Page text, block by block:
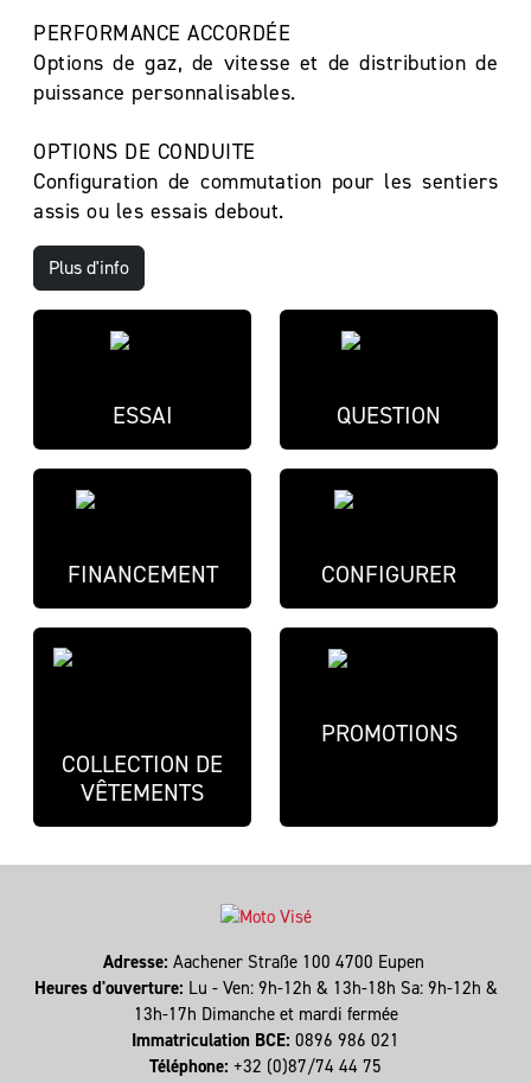
PERFORMANCE ACCORDÉE
Options de gaz, de vitesse et de distribution de
puissance personnalisables.
OPTIONS DE CONDUITE
Configuration de commutation pour les sentiers
assis ou les essais debout.
Plus d'info
ESSAI QUESTION
FINANCEMENT CONFIGURER
COLLECTION DE
VÊTEMENTS
PROMOTIONS
Adresse: Aachener Straße 100 4700 Eupen
Heures d'ouverture: Lu - Ven: 9h-12h & 13h-18h Sa: 9h-12h &
13h-17h Dimanche et mardi fermée
Immatriculation BCE: 0896 986 021
Téléphone: +32 (0)87/74 44 75